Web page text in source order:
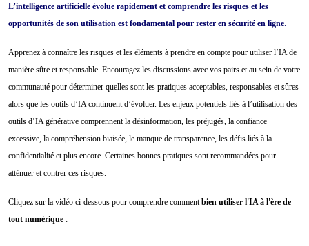
L’intelligence artificielle évolue rapidement et comprendre les risques et les
opportunités de son utilisation est fondamental pour rester en sécurité en ligne.
Apprenez à connaître les risques et les éléments à prendre en compte pour utiliser l’IA de
manière sûre et responsable. Encouragez les discussions avec vos pairs et au sein de votre
communauté pour déterminer quelles sont les pratiques acceptables, responsables et sûres
alors que les outils d’IA continuent d’évoluer. Les enjeux potentiels liés à l’utilisation des
outils d’IA générative comprennent la désinformation, les préjugés, la confiance
excessive, la compréhension biaisée, le manque de transparence, les défis liés à la
confidentialité et plus encore. Certaines bonnes pratiques sont recommandées pour
atténuer et contrer ces risques.
Cliquez sur la vidéo ci-dessous pour comprendre commentbien utiliser l'IA à l'ère de
tout numérique :